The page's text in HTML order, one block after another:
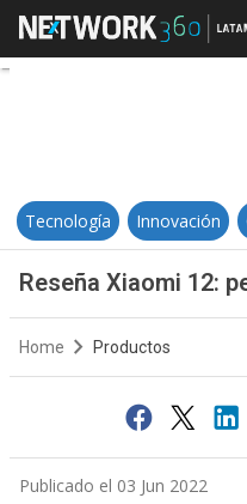
Tecnología Innovación
Reseña Xiaomi 12:
Home Productos
Publicado el 03 Jun 2022